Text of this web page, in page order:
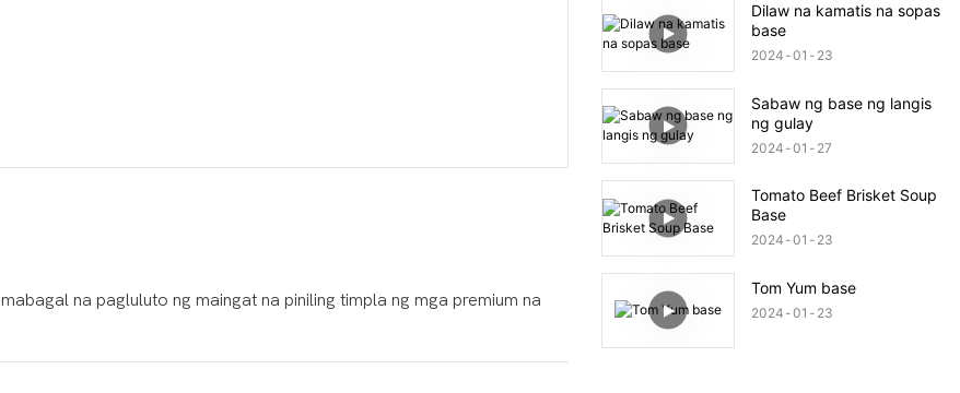
na pagluluto ng maingat na piniling timpla ng mga premium na
Dilaw na kamatis na sopas
base
2024 01 23
Sabaw ng base ng langis
ng gulay
2024 01 27
Tomato Beef Brisket Soup
Base
2024 01 23
Tom Yum base
2024 01 23